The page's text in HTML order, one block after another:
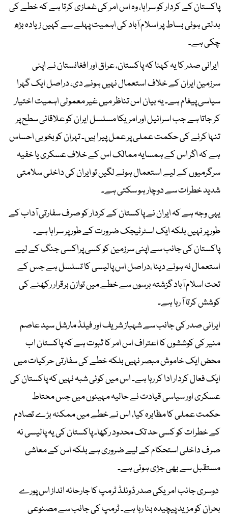
پاکستان کے کردار کو سراہا، وہ اس امر کی غمازی کرتا ہے کہ خطے کی
بدلتی ہوئی بساط پر اسلام آباد کی اہمیت پہلے سے کہیں زیادہ بڑھ
چکی ہے۔
ایرانی صدر کا یہ کہنا کہ پاکستان، عراق اور افغانستان نے اپنی
سرزمین ایران کے خلاف استعمال نہیں ہونے دی، دراصل ایک گہرا
سیاسی پیغام ہے۔ یہ بیان اس تناظر میں غیر معمولی اہمیت اختیار
کر جاتا ہے جب اسرائیل اور امریکا مسلسل ایران کو علاقائی سطح پر
تنہا کرنے کی حکمت عملی پر عمل پیرا ہیں۔ تہران کو بخوبی احساس
ہے کہ اگر اس کے ہمسایہ ممالک اس کے خلاف عسکری یا خفیہ
سرگرمیوں کے لیے استعمال ہونے لگیں تو ایران کی داخلی سلامتی
شدید خطرات سے دوچار ہو سکتی ہے۔
یہی وجہ ہے کہ ایران نے پاکستان کے کردار کو صرف سفارتی آداب کے
طور پر نہیں بلکہ ایک اسٹرٹیجک ضرورت کے طور پر سراہا ہے۔
پاکستان کی جانب سے اپنی سرزمین کو کسی پراکسی جنگ کے لیے
استعمال نہ ہونے دینا ،دراصل اس پالیسی کا تسلسل ہے جس کے
تحت اسلام آباد گزشتہ برسوں سے خطے میں توازن برقرار رکھنے کی
کوشش کرتا آ رہا ہے۔
ایرانی صدر کی جانب سے شہباز شریف اور فیلڈ مارشل سید عاصم
منیر کی کوششوں کا اعتراف اس امر کا ثبوت ہے کہ پاکستان اب
محض ایک خاموش مبصر نہیں بلکہ خطے کی سفارتی حرکیات میں
ایک فعال کردار ادا کر رہا ہے۔ اس میں کوئی شبہ نہیں کہ پاکستان کی
عسکری اور سیاسی قیادت نے حالیہ مہینوں میں جس محتاط
حکمت عملی کا مظاہرہ کیا، اس نے خطے میں ممکنہ بڑے تصادم
کے خطرات کو کسی حد تک محدود رکھا۔ پاکستان کی یہ پالیسی نہ
صرف داخلی استحکام کے لیے ضروری ہے بلکہ اس کے معاشی
مستقبل سے بھی جڑی ہوئی ہے۔
دوسری جانب امریکی صدر ڈونلڈ ٹرمپ کا جارحانہ انداز اس پورے
بحران کو مزید پیچیدہ بنا رہا ہے۔ ٹرمپ کی جانب سے مصنوعی